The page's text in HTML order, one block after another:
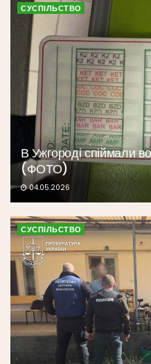
СУСПІЛЬСТВО
В Ужгороді спіймали
(ФОТО)
04.05.2026
СУСПІЛЬСТВО